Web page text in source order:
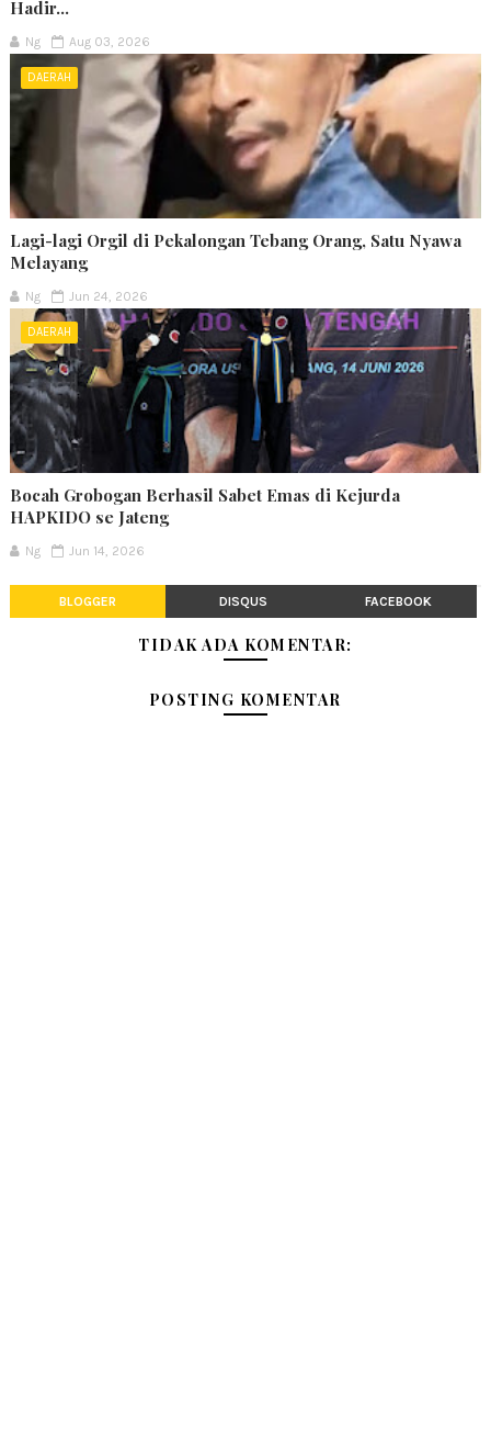
Hadir...
Ng Aug 03, 2026
DAERAH
Lagi-lagi Orgil di Pekalongan Tebang Orang, Satu Nyawa
Melayang
Ng Jun 24, 2026
DAERAH
Bocah Grobogan Berhasil Sabet Emas di Kejurda
HAPKIDO se Jateng
Ng Jun 14, 2026
BLOGGER DISQUS FACEBOOK
TIDAK ADA KOMENTAR:
POSTING KOMENTAR